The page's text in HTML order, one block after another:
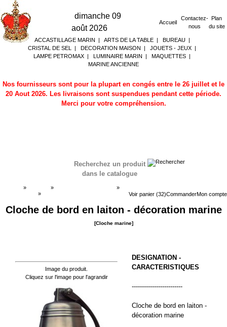
dimanche 09
août 2026
Accueil
Contactez-
nous
Plan
du site
ACCASTILLAGE MARIN | ARTS DE LA TABLE| BUREAU|
CRISTAL DE SEL
| DECORATION MAISON | JOUETS - JEUX |
LAMPE PETROMAX | LUMINAIRE MARIN | MAQUETTES |
MARINE ANCIENNE
Nos fournisseurs sont pour la plupart en congés entre le 26 juillet et le
20 Aout 2026. Les livraisons sont suspendues pendant cette période.
Merci pour votre compréhension.
Recherchez un produit
dans le catalogue
Voir panier (32)CommanderMon compte
» »
»
»
Cloche de bord en laiton - décoration marine
[Cloche marine]
Image du produit.
Cliquez sur l'image pour l'agrandir
DESIGNATION -
CARACTERISTIQUES
-------------------------
Cloche de bord en laiton -
décoration marine